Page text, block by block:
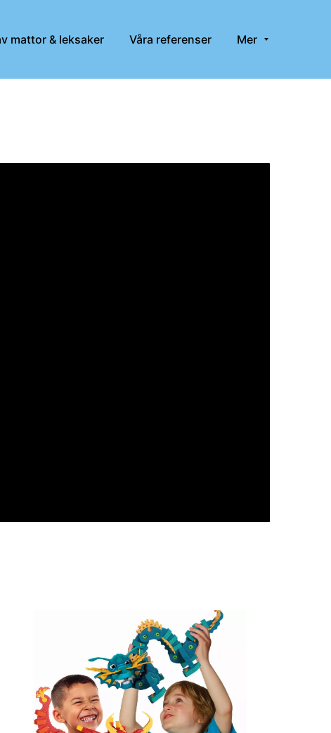
mattor & leksaker Våra referenser Mer